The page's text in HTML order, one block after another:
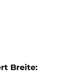
Breite: